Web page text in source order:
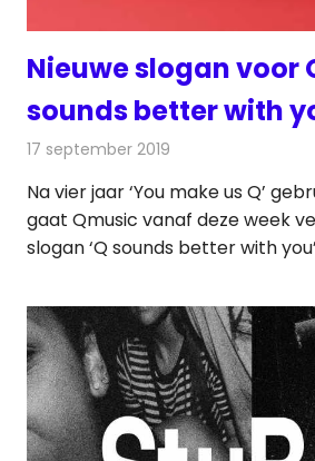
Nieuwe slogan voor
sounds better with
17 september 2019
Na vier jaar ‘You make us Q’
gaat Qmusic vanaf deze week
slogan ‘Q sounds better with